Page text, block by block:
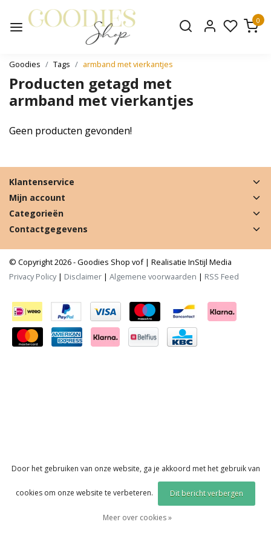
0
Goodies Tags armband met vierkantjes
Producten getagd met
armband met vierkantjes
Geen producten gevonden!
Klantenservice
Mijn account
Categorieën
Contactgegevens
© Copyright 2026 - Goodies Shop vof | Realisatie InStijl Media
Privacy Policy| Disclaimer | Algemene voorwaarden | RSS Feed
Door het gebruiken van onze website, ga je akkoord met het gebruik van
cookies om onze website te verbeteren. Dit bericht verbergen
Meer over cookies »